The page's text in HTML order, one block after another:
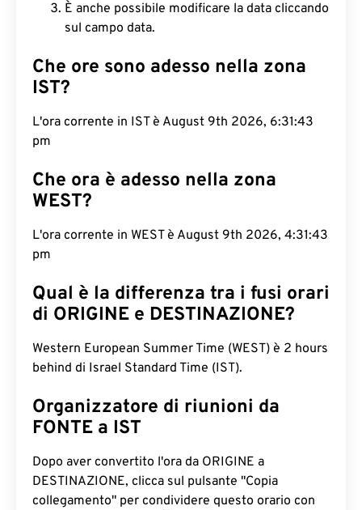
È anche possibile modificare la data cliccando
sul campo data.
Che ore sono adesso nella zona
IST?
L'ora corrente in IST è August 9th 2026, 6:31:44
pm
Che ora è adesso nella zona
WEST?
L'ora corrente in WEST è August 9th 2026, 4:31:44
pm
Qual è la differenza tra i fusi orari
di ORIGINE e DESTINAZIONE?
Western European Summer Time (WEST) è 2 hours
behind di Israel Standard Time (IST).
Organizzatore di riunioni da
FONTE a IST
Dopo aver convertito l'ora da ORIGINE a
DESTINAZIONE, clicca sul pulsante "Copia
collegamento" per condividere questo orario con